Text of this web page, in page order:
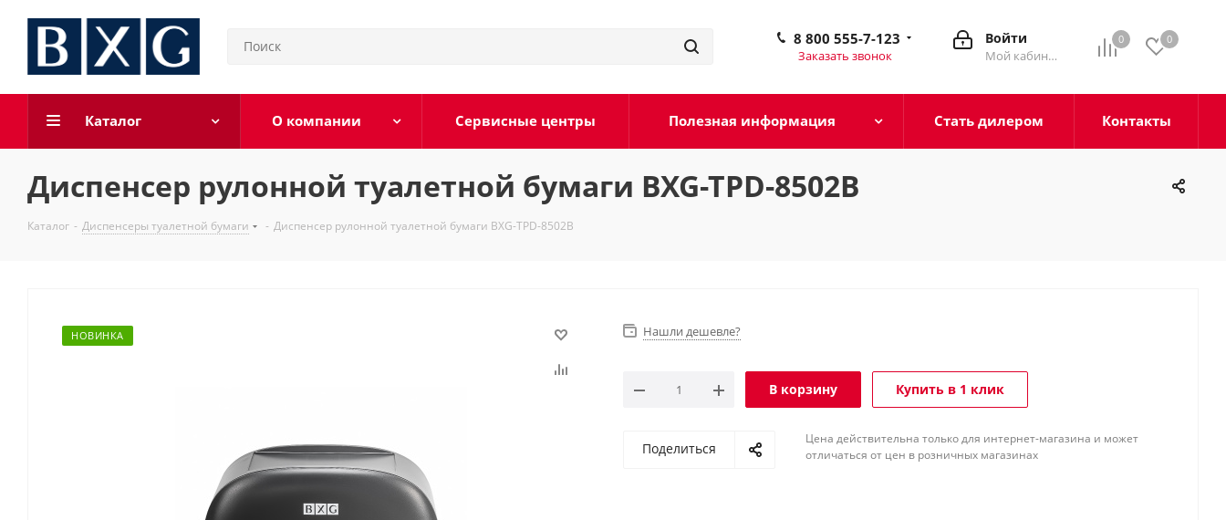
0 0
Войти
Мой кабинет
8 800 555-7-123
Заказать звонок
Каталог О компании Сервисные центры Полезная информация Стать дилером Контакты
Диспенсер рулонной туалетной бумаги BXG-TPD-8502В
Каталог - Диспенсеры туалетной бумаги - Диспенсер рулонной туалетной бумаги BXG-TPD-8502В
НОВИНКА Нашли дешевле?
В корзину Купить в 1 клик
Поделиться
Цена действительна только для интернет-магазина и может
отличаться от цен в розничных магазинах